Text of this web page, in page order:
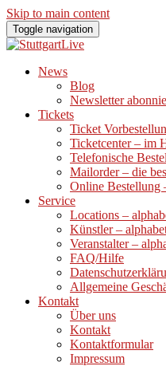
Skip to main content
Toggle navigation
News
Blog
Newsletter
Tickets
Ticket
Ticketcenter – im
Telefonische
Mailorder – die
Online Bestellung
Service
Locations –
Künstler –
Veranstalter –
FAQ/Hilfe
Allgemeine
Kontakt
Über uns
Kontakt
Kontaktformular
Impressum